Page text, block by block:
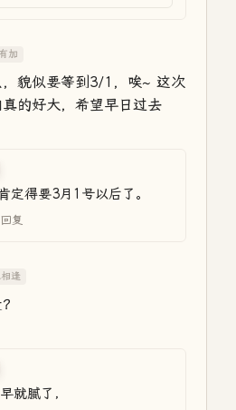
加
，貌似要等到3/1，唉~ 这次
的好大，希望早日过去
定得要3月1号以后了。
回复
逢
早就腻了，